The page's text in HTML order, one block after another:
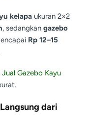
kelapa ukuran 2×2
, sedangkan gazebo
Rp 12–15
Jual Gazebo Kayu
dari